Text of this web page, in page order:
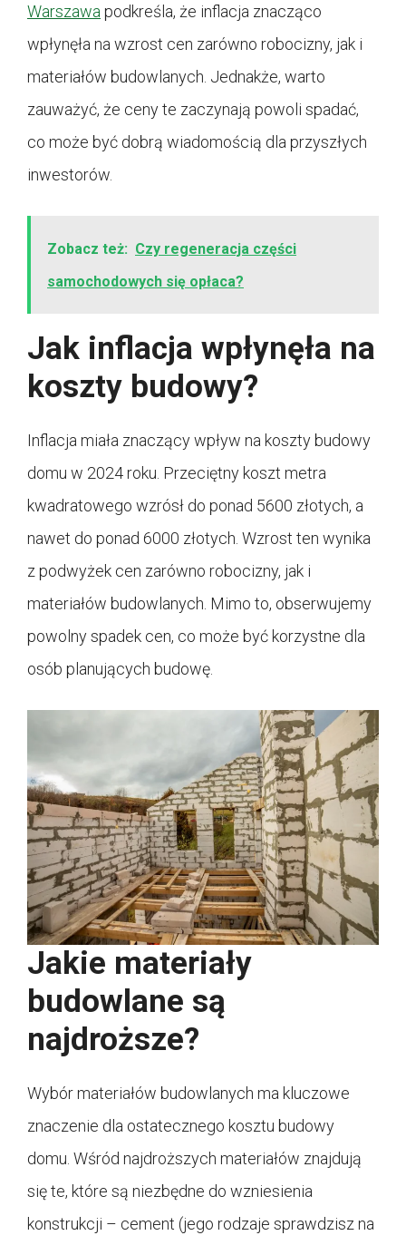
Warszawa podkreśla, że inflacja znacząco
wpłynęła na wzrost cen zarówno robocizny, jak i
materiałów budowlanych. Jednakże, warto
zauważyć, że ceny te zaczynają powoli spadać,
co może być dobrą wiadomością dla przyszłych
inwestorów.
Zobacz też: Czy regeneracja części
samochodowych się opłaca?
Jak inflacja wpłynęła na
koszty budowy?
Inflacja miała znaczący wpływ na koszty budowy
domu w 2024 roku. Przeciętny koszt metra
kwadratowego wzrósł do ponad 5600 złotych, a
nawet do ponad 6000 złotych. Wzrost ten wynika
z podwyżek cen zarówno robocizny, jak i
materiałów budowlanych. Mimo to, obserwujemy
powolny spadek cen, co może być korzystne dla
osób planujących budowę.
Jakie materiały
budowlane są
najdroższe?
Wybór materiałów budowlanych ma kluczowe
znaczenie dla ostatecznego kosztu budowy
domu. Wśród najdroższych materiałów znajdują
się te, które są niezbędne do wzniesienia
konstrukcji – cement (jego rodzaje sprawdzisz na